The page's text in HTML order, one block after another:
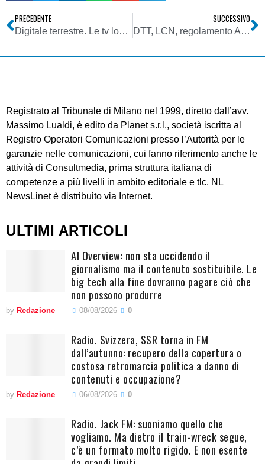
PRECEDENTE
Digitale terrestre. Le tv locali chiedono il rinvio dello switch-off nell’Area Tecnica 3
SUCCESSIVO
DTT, LCN, regolamento Agcom: Aeranti esprime soddisfazione
Registrato al Tribunale di Milano nel 1999, diretto dall’avv.
Massimo Lualdi, è edito da Planet s.r.l., società iscritta al
Registro Operatori Comunicazioni presso l’Autorità per le
garanzie nelle comunicazioni, cui fanno riferimento anche le
attività di Consultmedia, prima struttura italiana di
competenze a più livelli in ambito editoriale e tlc. NL
NewsLinet è distribuito via Internet.
ULTIMI ARTICOLI
AI Overview: non sta uccidendo il
giornalismo ma il contenuto sostituibile. Le
big tech alla fine dovranno pagare ciò che
non possono produrre
by Redazione 08/08/2026 0
Radio. Svizzera, SSR torna in FM
dall’autunno: recupero della copertura o
costosa retromarcia politica a danno di
contenuti e occupazione?
by Redazione 06/08/2026 0
Radio. Jack FM: suoniamo quello che
vogliamo. Ma dietro il train-wreck segue,
c’è un formato molto rigido. E non esente